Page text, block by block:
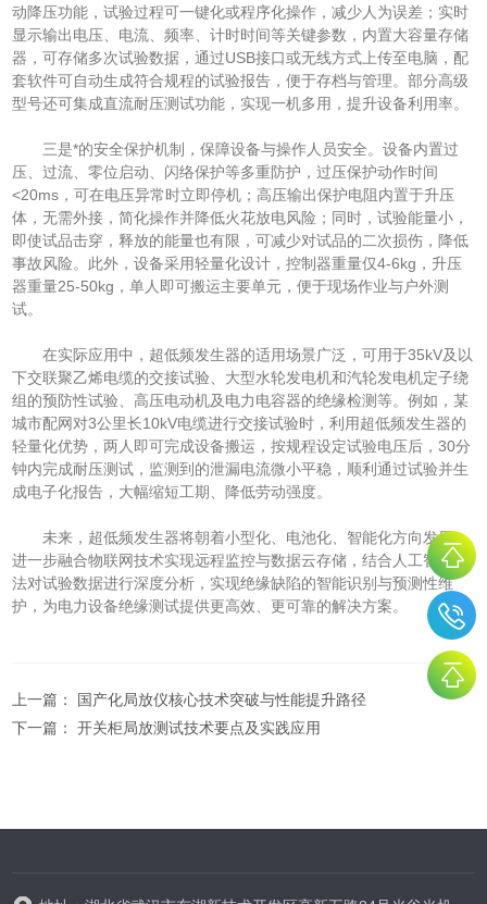
动降压功能，试验过程可一键化或程序化操作，减少人为误差；实时
显示输出电压、电流、频率、计时时间等关键参数，内置大容量存储
器，可存储多次试验数据，通过USB接口或无线方式上传至电脑，配
套软件可自动生成符合规程的试验报告，便于存档与管理。部分高级
型号还可集成直流耐压测试功能，实现一机多用，提升设备利用率。
三是*的安全保护机制，保障设备与操作人员安全。设备内置过
压、过流、零位启动、闪络保护等多重防护，过压保护动作时间
<20ms，可在电压异常时立即停机；高压输出保护电阻内置于升压
体，无需外接，简化操作并降低火花放电风险；同时，试验能量小，
即使试品击穿，释放的能量也有限，可减少对试品的二次损伤，降低
事故风险。此外，设备采用轻量化设计，控制器重量仅4-6kg，升压
器重量25-50kg，单人即可搬运主要单元，便于现场作业与户外测
试。
在实际应用中，超低频发生器的适用场景广泛，可用于35kV及以
下交联聚乙烯电缆的交接试验、大型水轮发电机和汽轮发电机定子绕
组的预防性试验、高压电动机及电力电容器的绝缘检测等。例如，某
城市配网对3公里长10kV电缆进行交接试验时，利用超低频发生器的
轻量化优势，两人即可完成设备搬运，按规程设定试验电压后，30分
钟内完成耐压测试，监测到的泄漏电流微小平稳，顺利通过试验并生
成电子化报告，大幅缩短工期、降低劳动强度。
未来，超低频发生器将朝着小型化、电池化、智能化方向发展，
进一步融合物联网技术实现远程监控与数据云存储，结合人工智能算
法对试验数据进行深度分析，实现绝缘缺陷的智能识别与预测性维
护，为电力设备绝缘测试提供更高效、更可靠的解决方案。
上一篇：
国产化局放仪核心技术突破与性能提升路径
下一篇：开关柜局放测试技术要点及实践应用